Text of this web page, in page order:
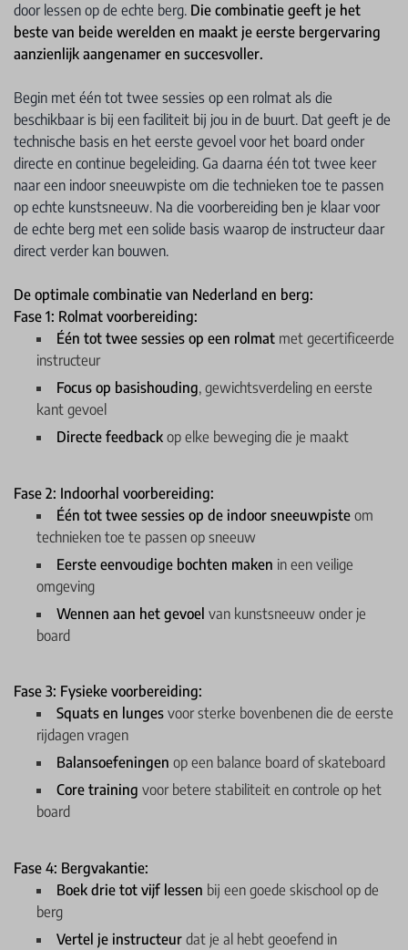
door lessen op de echte berg. Die combinatie geeft je het
beste van beide werelden en maakt je eerste bergervaring
aanzienlijk aangenamer en succesvoller.
Begin met één tot twee sessies op een rolmat als die
beschikbaar is bij een faciliteit bij jou in de buurt. Dat geeft je de
technische basis en het eerste gevoel voor het board onder
directe en continue begeleiding. Ga daarna één tot twee keer
naar een indoor sneeuwpiste om die technieken toe te passen
op echte kunstsneeuw. Na die voorbereiding ben je klaar voor
de echte berg met een solide basis waarop de instructeur daar
direct verder kan bouwen.
De optimale combinatie van Nederland en berg:
Fase 1: Rolmat voorbereiding:
Één tot twee sessies op een rolmat met gecertificeerde
instructeur
Focus op basishouding, gewichtsverdeling en eerste
kant gevoel
Directe feedback op elke beweging die je maakt
Fase 2: Indoorhal voorbereiding:
Één tot twee sessies op de indoor sneeuwpiste om
technieken toe te passen op sneeuw
Eerste eenvoudige bochten maken in een veilige
omgeving
Wennen aan het gevoel van kunstsneeuw onder je
board
Fase 3: Fysieke voorbereiding:
Squats en lunges voor sterke bovenbenen die de eerste
rijdagen vragen
Balansoefeningen op een balance board of skateboard
Core training voor betere stabiliteit en controle op het
board
Fase 4: Bergvakantie:
Boek drie tot vijf lessen bij een goede skischool op de
berg
Vertel je instructeur dat je al hebt geoefend in